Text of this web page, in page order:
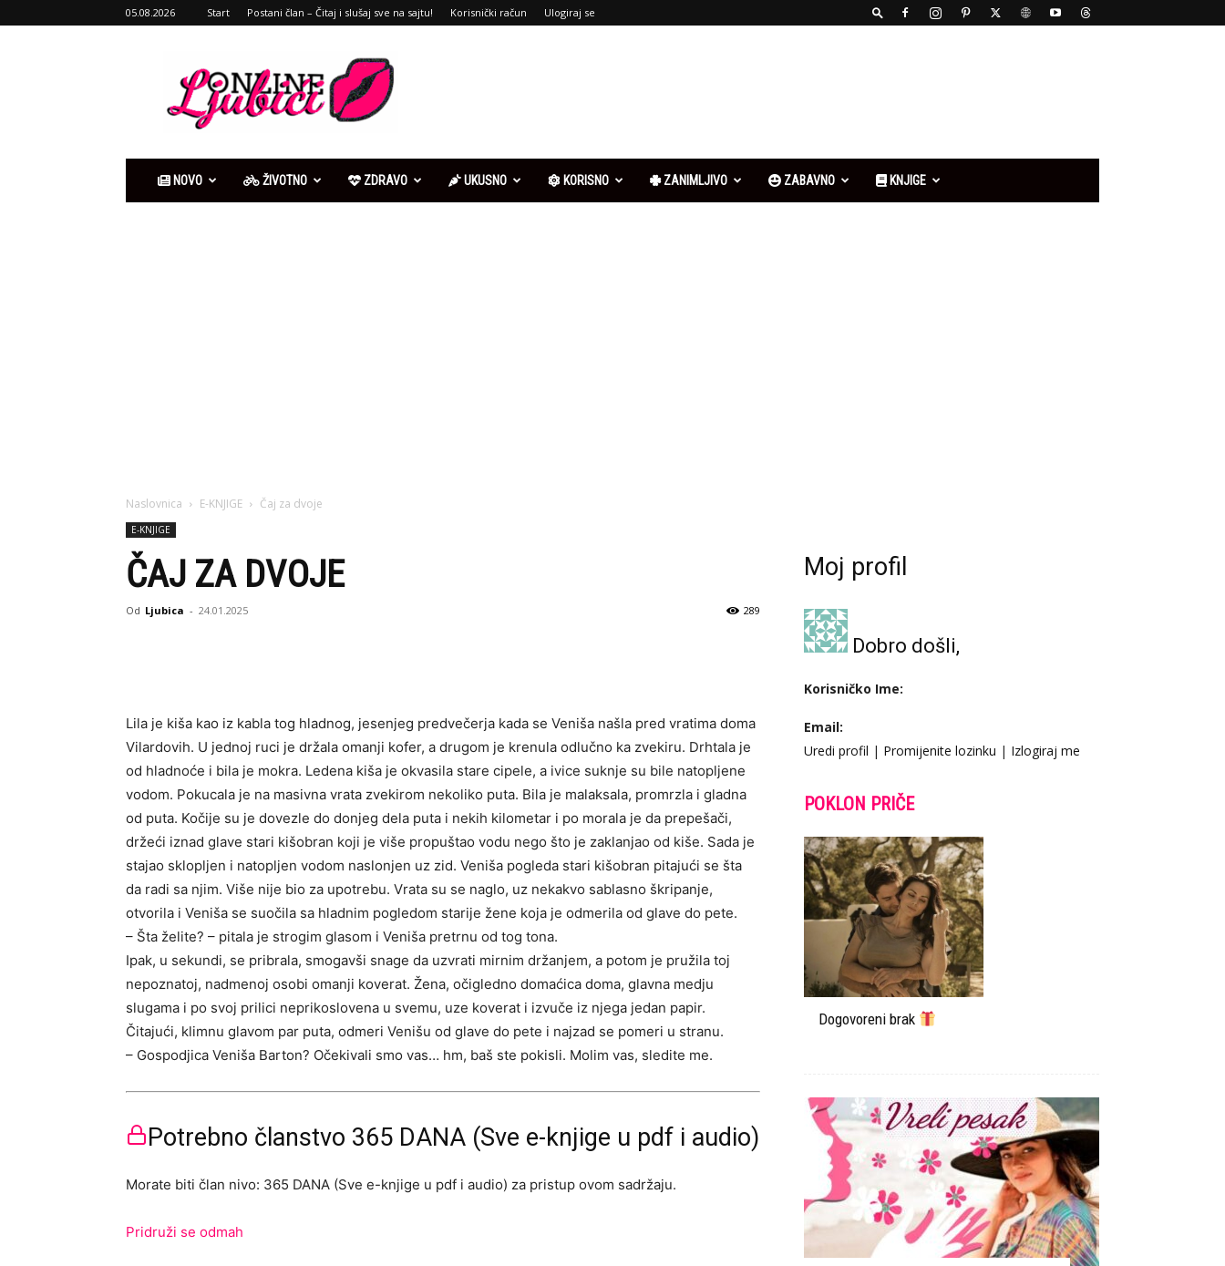
05.08.2026 Start Postani član – Čitaj i slušaj sve na sajtu! Korisnički račun Ulogiraj se
online
NOVO ŽIVOTNO ZDRAVO UKUSNO KORISNO ZANIMLJIVO ZABAVNO KNJIGE
Naslovnica E-KNJIGE Čaj za dvoje
E-KNJIGE
ČAJ ZA DVOJE
Od Ljubica - 24.01.2025 289
Lila je kiša kao iz kabla tog hladnog, jesenjeg predvečerja kada se Veniša našla pred vratima doma
Vilardovih. U jednoj ruci je držala omanji kofer, a drugom je krenula odlučno ka zvekiru. Drhtala je
od hladnoće i bila je mokra. Ledena kiša je okvasila stare cipele, a ivice suknje su bile natopljene
vodom. Pokucala je na masivna vrata zvekirom nekoliko puta. Bila je malaksala, promrzla i gladna
od puta. Kočije su je dovezle do donjeg dela puta i nekih kilometar i po morala je da prepešači,
držeći iznad glave stari kišobran koji je više propuštao vodu nego što je zaklanjao od kiše. Sada je
stajao sklopljen i natopljen vodom naslonjen uz zid. Veniša pogleda stari kišobran pitajući se šta
da radi sa njim. Više nije bio za upotrebu. Vrata su se naglo, uz nekakvo sablasno škripanje,
otvorila i Veniša se suočila sa hladnim pogledom starije žene koja je odmerila od glave do pete.
– Šta želite? – pitala je strogim glasom i Veniša pretrnu od tog tona.
Ipak, u sekundi, se pribrala, smogavši snage da uzvrati mirnim držanjem, a potom je pružila toj
nepoznatoj, nadmenoj osobi omanji koverat. Žena, očigledno domaćica doma, glavna medju
slugama i po svoj prilici neprikoslovena u svemu, uze koverat i izvuče iz njega jedan papir.
Čitajući, klimnu glavom par puta, odmeri Venišu od glave do pete i najzad se pomeri u stranu.
– Gospodjica Veniša Barton? Očekivali smo vas… hm, baš ste pokisli. Molim vas, sledite me.
Potrebno članstvo 365 DANA (Sve e-knjige u pdf i audio)
Morate biti član nivo: 365 DANA (Sve e-knjige u pdf i audio) za pristup ovom sadržaju.
Pridruži se odmah
Moj profil
Dobro došli,
Korisničko Ime:
Email:
Uredi profil | Promijenite lozinku | Izlogiraj me
POKLON PRIČE
Dogovoreni brak